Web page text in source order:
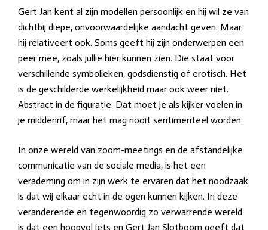
Gert Jan kent al zijn modellen persoonlijk en hij wil ze van
dichtbij diepe, onvoorwaardelijke aandacht geven. Maar
hij relativeert ook. Soms geeft hij zijn onderwerpen een
peer mee, zoals jullie hier kunnen zien. Die staat voor
verschillende symbolieken, godsdienstig of erotisch. Het
is de geschilderde werkelijkheid maar ook weer niet.
Abstract in de figuratie. Dat moet je als kijker voelen in
je middenrif, maar het mag nooit sentimenteel worden.
In onze wereld van zoom-meetings en de afstandelijke
communicatie van de sociale media, is het een
verademing om in zijn werk te ervaren dat het noodzaak
is dat wij elkaar echt in de ogen kunnen kijken. In deze
veranderende en tegenwoordig zo verwarrende wereld
is dat een hoopvol iets en Gert Jan Slotboom geeft dat